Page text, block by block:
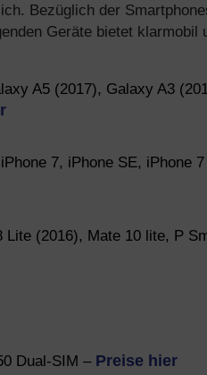
Bezüglich der
Geräte bietet klarmobil
A5 (2017), Galaxy A3
7, iPhone SE, iPhone
(2016), Mate 10 lite, P
Dual-SIM – Preise hier